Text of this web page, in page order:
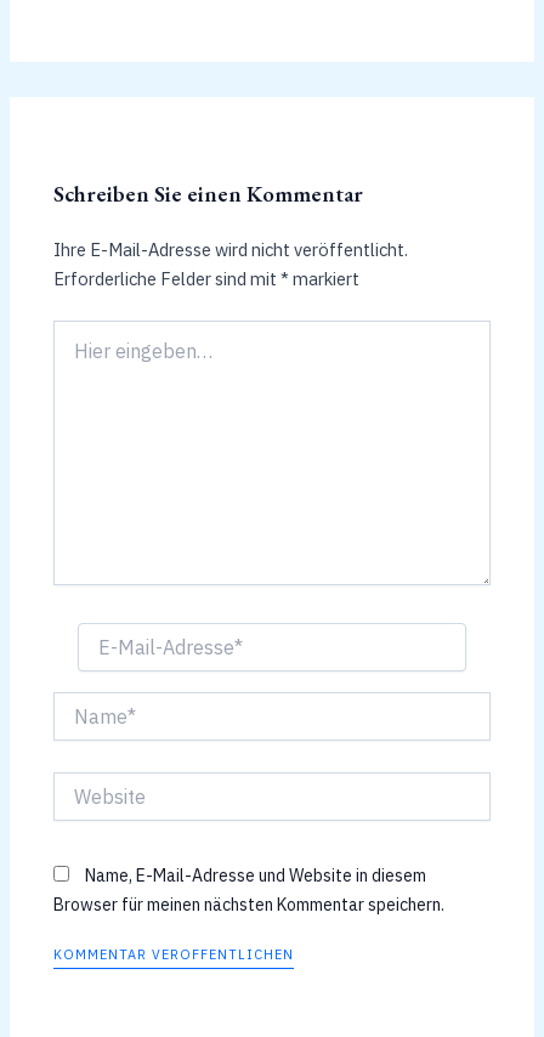
Schreiben Sie einen Kommentar
Ihre E-Mail-Adresse wird nicht veröffentlicht.
Erforderliche Felder sind mit*markiert
eingeben…
Mail-
Name, E-Mail-Adresse und Website in diesem
Browser für meinen nächsten Kommentar speichern.